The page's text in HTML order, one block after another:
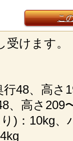
こ
けます。
48、高さ
、高さ209
)：10kg、